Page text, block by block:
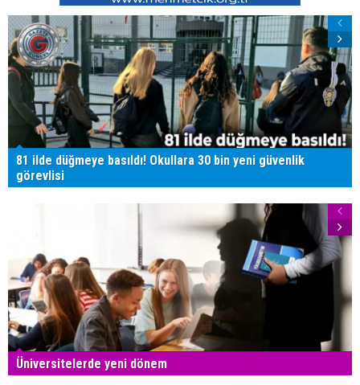
81 ilde düğmeye basıldı! Okullara 30 bin yeni güvenlik
görevlisi
Üniversitelerde yeni dönem